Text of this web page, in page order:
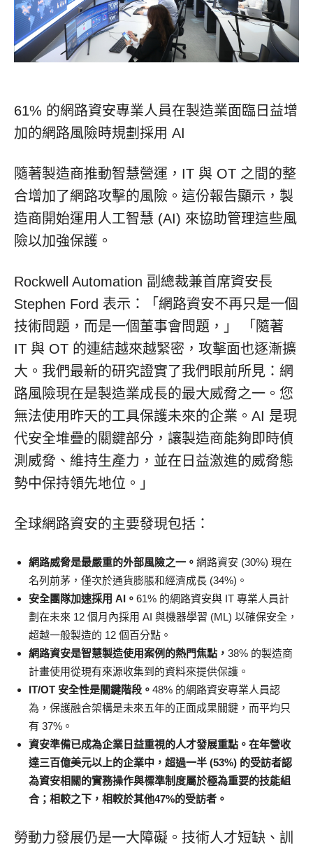
61% 的網路資安專業人員在製造業面臨日益增
加的網路風險時規劃採用 AI
隨著製造商推動智慧營運，IT 與 OT 之間的整
合增加了網路攻擊的風險。這份報告顯示，製
造商開始運用人工智慧 (AI) 來協助管理這些風
險以加強保護。
Rockwell Automation 副總裁兼首席資安長
Stephen Ford 表示：「網路資安不再只是一個
技術問題，而是一個董事會問題，」 「隨著
IT 與 OT 的連結越來越緊密，攻擊面也逐漸擴
大。我們最新的研究證實了我們眼前所見：網
路風險現在是製造業成長的最大威脅之一。您
無法使用昨天的工具保護未來的企業。AI 是現
代安全堆疊的關鍵部分，讓製造商能夠即時偵
測威脅、維持生產力，並在日益激進的威脅態
勢中保持領先地位。」
全球網路資安的主要發現包括：
網路威脅是最嚴重的外部風險之一。 網路資安 (30%) 現在
名列前茅，僅次於通貨膨脹和經濟成長 (34%)。
安全團隊加速採用 AI 。 61% 的網路資安與 IT 專業人員計
劃在未來 12 個月內採用 AI 與機器學習 (ML) 以確保安全，
超越一般製造的 12 個百分點。
網路資安是智慧製造使用案例的熱門焦點， 38% 的製造商
計畫使用從現有來源收集到的資料來提供保護。
IT/OT 安全性是關鍵階段。 48% 的網路資安專業人員認
為，保護融合架構是未來五年的正面成果關鍵，而平均只
有 37%。
資安準備已成為企業日益重視的人才發展重點。在年營收
達三百億美元以上的企業中， 超過一半 (53%) 的受訪者認
為資安相關的實務操作與標準制度屬於極為重要的技能組
合；相較之下， 相較於其他47%的受訪者 。
勞動力發展仍是一大障礙。技術人才短缺、訓